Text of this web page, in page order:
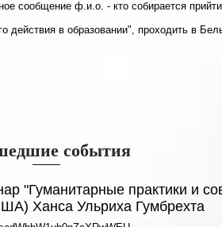
сообщение ф.и.о. - кто собирается
действия в образовании", проходить в
события
"Гуманитарные практики и
Ханса Ульриха Гумбрехта